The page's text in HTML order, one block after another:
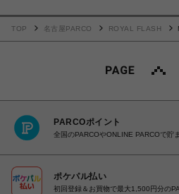
TOP 名古屋PARCO ROYAL FLASH
PARCOポイント
全国のPARCOやONLINE PARCOで貯
ポケパル払い
初回登録＆お買物で最大1,500円分の